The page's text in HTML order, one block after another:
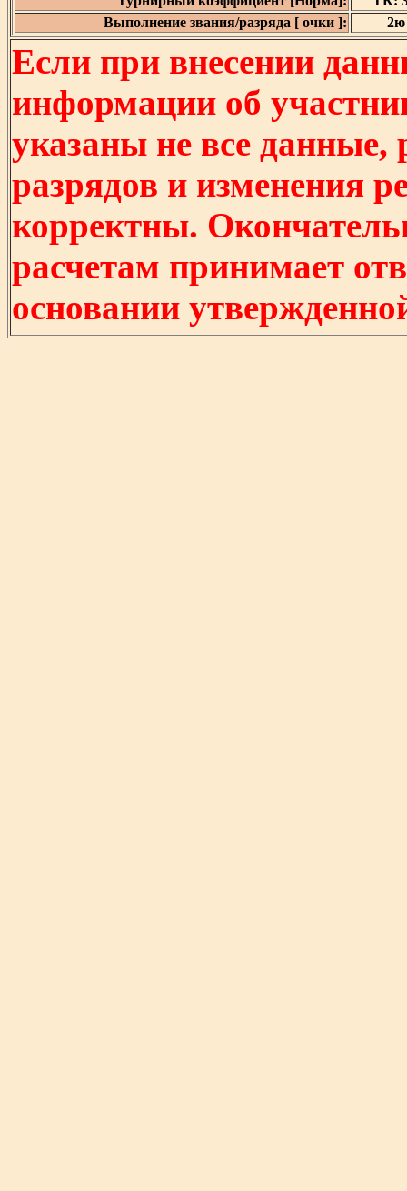
Выполнение звания/разряда [ очки ]:
2ю
Если при внесении
информации об
указаны не все
разрядов и изменения
корректны.
расчетам принимает
основании